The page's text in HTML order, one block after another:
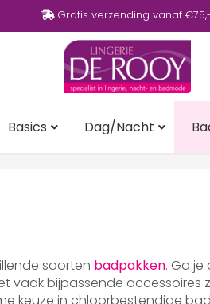
Gratis verzending vanaf
Basics Dag/Nacht
soorten badpakken. Ga
vaak bijpassende accessoires